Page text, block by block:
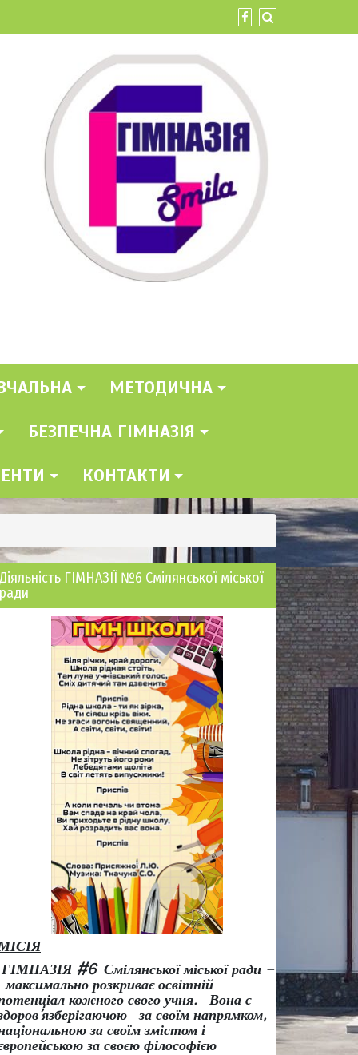
МЕТОДИЧНА
БЕЗПЕЧНА ГІМНАЗІЯ
КОНТАКТИ
Діяльність ГІМНАЗІЇ №6 Смілянської міської
ради
ГІМНАЗІЯ #6 Смілянської міської ради –
розкриває освітній
кожного свого учня.
Вона є
’язберігаючою за своїм напрямком,
за своїм змістом і
за своєю філософією